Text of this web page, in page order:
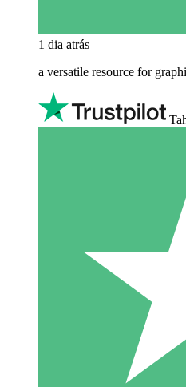
1 dia atrás
a versatile resource for